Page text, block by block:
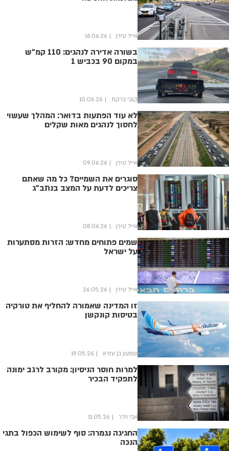
אייל טירן 16.06.26
בשורה אדירה לנהגים: 110 קמ"ש
במקום 90 בכביש 1
קובי ברקת 10.06.26
לא עוד הפתעות בדואר: המהלך שעשוי
לחסוך לנהגים מאות שקלים
אייל טירן 09.06.26
סוגרים את השמיים? כל מה שאתם
צריכים לדעת על המצב בנתב"ג
אייל טירן 08.06.26
שמים פתוחים מחדש: הזרות מסתערות
על ישראל
אייל טירן 26.05.26
זו המדינה שאמורה להחליף את טורקיה
בטיסות קונקשן
שמעון בן עזרא 19.05.26
למרות חוסר הניסיון: מקורב לרגב ימונה
לתפקיד הבכיר
אבי וידר 11.05.26
החגיגה נגמרה: סוף לשימוש הכפול בתגי
הנכה